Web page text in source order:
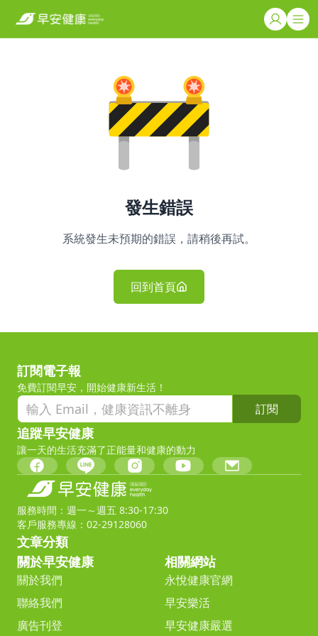
發生錯誤
系統發生未預期的錯誤，請稍後再試。
回到首頁
訂閱電子報
免費訂閱早安，開始健康新生活！
訂閱
追蹤早安健康
讓一天的生活充滿了正能量和健康的動力
服務時間：週一～週五 8:30-17:30
客戶服務專線：02-29128060
文章分類
關於早安健康
關於我們
聯絡我們
廣告刊登
相關網站
永悅健康官網
早安樂活
早安健康嚴選